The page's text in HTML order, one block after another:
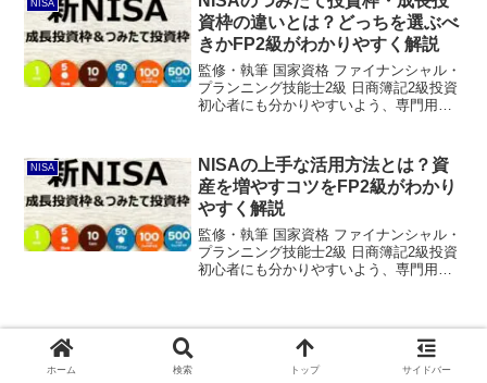
NISA
資枠の違いとは？どっちを選ぶべ
きかFP2級がわかりやすく解説
監修・執筆 国家資格 ファイナンシャル・
プランニング技能士2級 日商簿記2級投資
初心者にも分かりやすいよう、専門用語
ち？新NISAには「つみたて投資枠」と
「成長投資枠...
NISA
NISAの上手な活用方法とは？資
産を増やすコツをFP2級がわかり
やすく解説
監修・執筆 国家資格 ファイナンシャル・
プランニング技能士2級 日商簿記2級投資
初心者にも分かりやすいよう、専門用語
ホーム 検索 トップ サイドバー